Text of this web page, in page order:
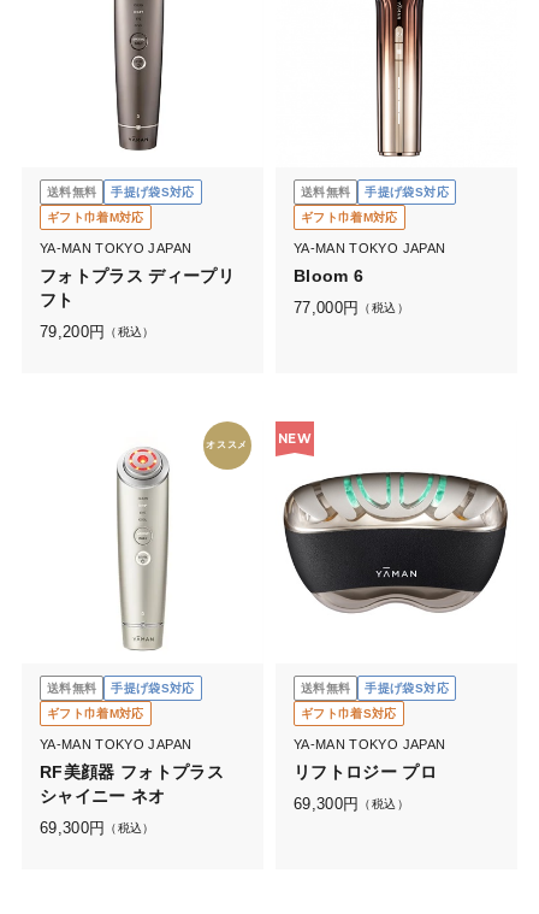
送料無料
手提げ袋S対応
ギフト巾着M対応
YA-MAN TOKYO JAPAN
フォトプラス ディープリ
フト
79,200円 （税込）
送料無料
手提げ袋S対応
ギフト巾着M対応
YA-MAN TOKYO JAPAN
Bloom 6
77,000円 （税込）
オススメ
送料無料
手提げ袋S対応
ギフト巾着M対応
YA-MAN TOKYO JAPAN
RF美顔器 フォトプラス
シャイニー ネオ
69,300円 （税込）
NEW
送料無料
手提げ袋S対応
ギフト巾着S対応
YA-MAN TOKYO JAPAN
リフトロジー プロ
69,300円 （税込）